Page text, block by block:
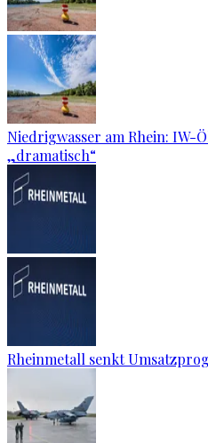
Niedrigwasser am Rhein: IW-
„dramatisch“
Rheinmetall senkt